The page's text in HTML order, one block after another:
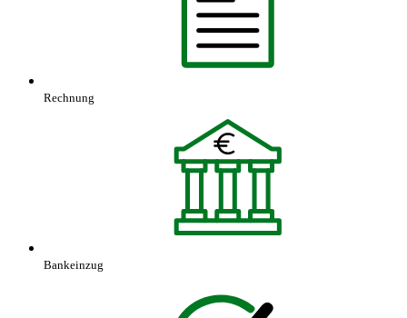
Rechnung
Bankeinzug